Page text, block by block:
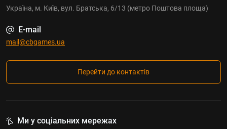
Україна, м. Київ, вул. Братська, 6/13 (метро Поштова площа)
E-mail
mail@cbgames.ua
Перейти до контактів
Ми у соціальних мережах